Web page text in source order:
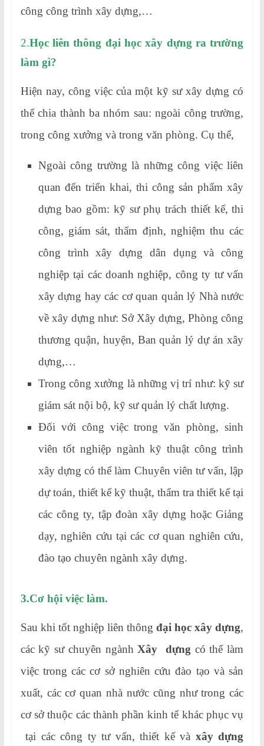
công công trình xây dựng,…
2.Học liên thông đại học xây dựng ra trường
làm gì?
Hiện nay, công việc của một kỹ sư xây dựng có
thể chia thành ba nhóm sau: ngoài công trường,
trong công xưởng và trong văn phòng. Cụ thể,
Ngoài công trường là những công việc liên
quan đến triển khai, thi công sản phẩm xây
dựng bao gồm: kỹ sư phụ trách thiết kế, thi
công, giám sát, thẩm định, nghiệm thu các
công trình xây dựng dân dụng và công
nghiệp tại các doanh nghiệp, công ty tư vấn
xây dựng hay các cơ quan quản lý Nhà nước
về xây dựng như: Sở Xây dựng, Phòng công
thương quận, huyện, Ban quản lý dự án xây
dựng,…
Trong công xưởng là những vị trí như: kỹ sư
giám sát nội bộ, kỹ sư quản lý chất lượng.
Đối với công việc trong văn phòng, sinh
viên tốt nghiệp ngành kỹ thuật công trình
xây dựng có thể làm Chuyên viên tư vấn, lập
dự toán, thiết kế kỹ thuật, thẩm tra thiết kế tại
các công ty, tập đoàn xây dựng hoặc Giảng
dạy, nghiên cứu tại các cơ quan nghiên cứu,
đào tạo chuyên ngành xây dựng.
3.Cơ hội việc làm.
Sau khi tốt nghiệp liên thôngđại học xây dựng,
các kỹ sư chuyên ngànhXây dựng có thể làm
việc trong các cơ sở nghiên cứu đào tạo và sản
xuất, các cơ quan nhà nước cũng như trong các
cơ sở thuộc các thành phần kinh tế khác phục vụ
tại các công ty tư vấn, thiết kế và xây dựng